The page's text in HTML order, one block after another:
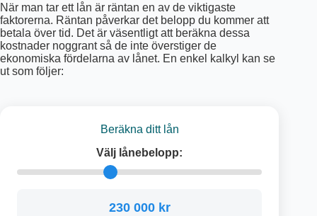
När man tar ett lån är räntan en av de viktigaste
faktorerna. Räntan påverkar det belopp du kommer att
betala över tid. Det är väsentligt att beräkna dessa
kostnader noggrant så de inte överstiger de
ekonomiska fördelarna av lånet. En enkel kalkyl kan se
ut som följer:
Beräkna ditt lån
Välj lånebelopp:
230 000 kr